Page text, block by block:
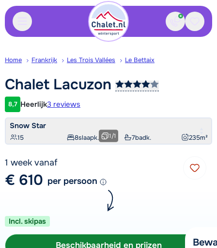
Contact
Home Frankrijk Les Trois Vallées Le Bettaix
Chalet Lacuzon
Klantwaardering
8,7 Heerlijk3 reviews
Snow Star
15 8slaapk. 7badk. 235m²
1/1
1 week vanaf
€ 610 per persoon
Incl. skipas
Beschikbaarheid en prijzen